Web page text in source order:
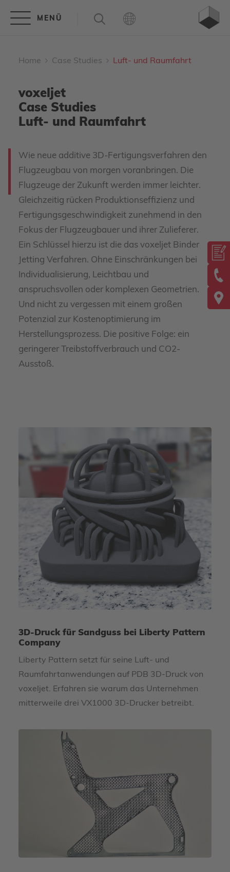
Home Case Studies Luft- und Raumfahrt
voxeljet
Case Studies
Luft- und Raumfahrt
Wie neue additive 3D-Fertigungsverfahren den
Flugzeugbau von morgen voranbringen. Die
Flugzeuge der Zukunft werden immer leichter.
Gleichzeitig rücken Produktionseffizienz und
Fertigungsgeschwindigkeit zunehmend in den
Fokus der Flugzeugbauer und ihrer Zulieferer.
Ein Schlüssel hierzu ist die das voxeljet Binder
Jetting Verfahren. Ohne Einschränkungen bei
Individualisierung, Leichtbau und
anspruchsvollen oder komplexen Geometrien.
Und nicht zu vergessen mit einem großen
Potenzial zur Kostenoptimierung im
Herstellungsprozess. Die positive Folge: ein
geringerer Treibstoffverbrauch und CO2-
Ausstoß.
3D-Druck für Sandguss bei Liberty Pattern
Company
Liberty Pattern setzt für seine Luft- und
Raumfahrtanwendungen auf PDB 3D-Druck von
voxeljet. Erfahren sie warum das Unternehmen
mitterweile drei VX1000 3D-Drucker betreibt.